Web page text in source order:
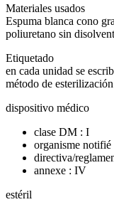
Materiales usados
Espuma blanca cono
poliuretano sin
Etiquetado
en cada unidad se
método de
dispositivo médico
clase DM : I
organisme
directiva/
annexe : IV
estéril